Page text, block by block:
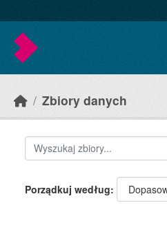
Zbiory danych
Porządkuj według